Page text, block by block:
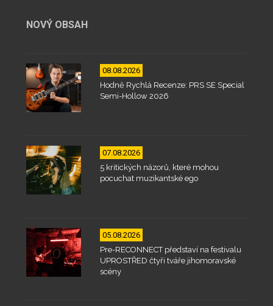
NOVÝ OBSAH
08.08.2026
Hodně Rychlá Recenze: PRS SE Special
Semi-Hollow 2026
07.08.2026
5 kritických názorů, které mohou
pocuchat muzikantské ego
05.08.2026
Pre-RECONNECT představí na festivalu
UPROSTŘED čtyři tváře jihomoravské
scény